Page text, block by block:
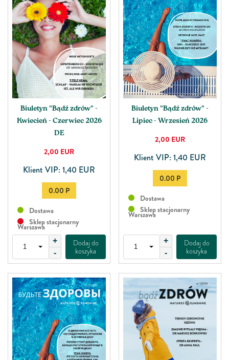
Biuletyn "Bądź zdrów" -
Kwiecień - Czerwiec 2026
DE
2,00 EUR
Klient VIP: 1,40 EUR
0.00 P
Dostawa
Sklep stacjonarny
Warszawa
+
-
Dodaj do
koszyka
Biuletyn "Bądź zdrów" -
Lipiec - Wrzesień 2026
2,00 EUR
Klient VIP: 1,40 EUR
0.00 P
Dostawa
Sklep stacjonarny
Warszawa
+
-
Dodaj do
koszyka